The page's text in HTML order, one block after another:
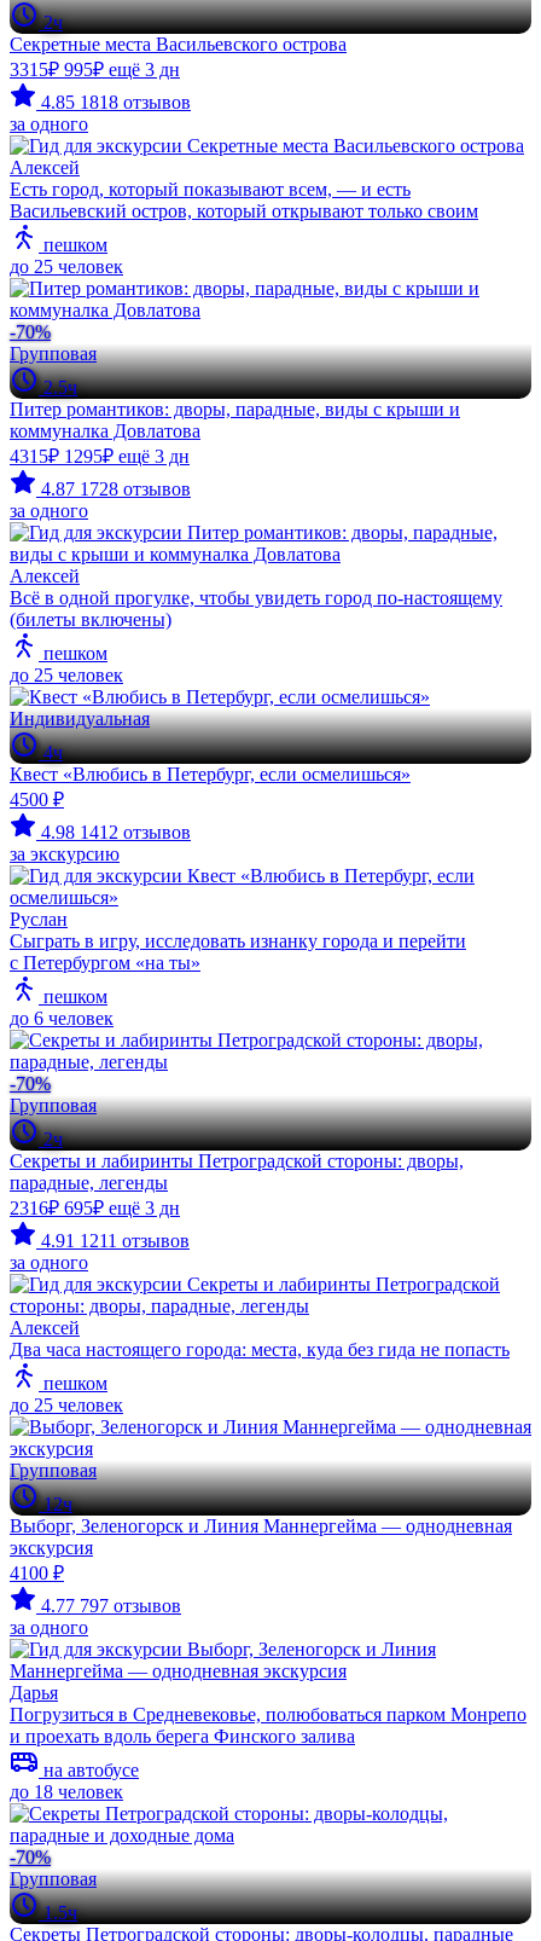
2ч
Секретные места Васильевского острова
3315₽ 995₽ ещё 3 дн
4.85 1818 отзывов
за одного
Алексей
Есть город, который показывают всем, — и есть
Васильевский остров, который открывают только своим
пешком
до 25 человек
-70%
Групповая
2.5ч
Питер романтиков: дворы, парадные, виды с крыши и
коммуналка Довлатова
4315₽ 1295₽ ещё 3 дн
4.87 1728 отзывов
за одного
Алексей
Всё в одной прогулке, чтобы увидеть город по-настоящему
(билеты включены)
пешком
до 25 человек
Индивидуальная
4ч
Квест «Влюбись в Петербург, если осмелишься»
4500 ₽
4.98 1412 отзывов
за экскурсию
Руслан
Сыграть в игру, исследовать изнанку города и перейти
с Петербургом «на ты»
пешком
до 6 человек
-70%
Групповая
2ч
Секреты и лабиринты Петроградской стороны: дворы,
парадные, легенды
2316₽ 695₽ ещё 3 дн
4.91 1211 отзывов
за одного
Алексей
Два часа настоящего города: места, куда без гида не попасть
пешком
до 25 человек
Групповая
12ч
Выборг, Зеленогорск и Линия Маннергейма — однодневная
экскурсия
4100 ₽
4.77 797 отзывов
за одного
Дарья
Погрузиться в Средневековье, полюбоваться парком Монрепо
и проехать вдоль берега Финского залива
на автобусе
до 18 человек
-70%
Групповая
1.5ч
Секреты Петроградской стороны: дворы-колодцы, парадные